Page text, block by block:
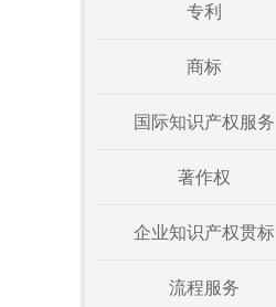
专利
商标
国际知识产权服务
著作权
企业知识产权贯标
流程服务